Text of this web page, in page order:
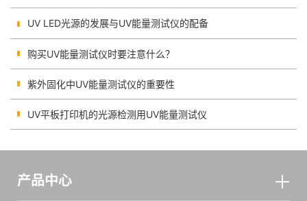
UV LED光源的发展与UV能量测试仪的配备
购买UV能量测试仪时要注意什么？
紫外固化中UV能量测试仪的重要性
UV平板打印机的光源检测用UV能量测试仪
产品中心